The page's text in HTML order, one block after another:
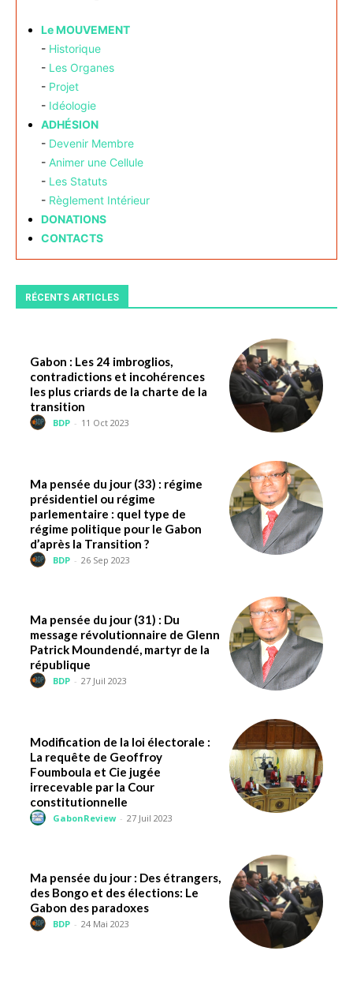
Le MOUVEMENT
- Historique
- Les Organes
- Projet
- Idéologie
ADHÉSION
- Devenir Membre
- Animer une Cellule
- Les Statuts
- Règlement Intérieur
DONATIONS
CONTACTS
RÉCENTS ARTICLES
Gabon : Les 24 imbroglios,
contradictions et incohérences
les plus criards de la charte de la
transition
BDP - 11 Oct 2023
Ma pensée du jour (33) : régime
présidentiel ou régime
parlementaire : quel type de
régime politique pour le Gabon
d’après la Transition ?
BDP - 26 Sep 2023
Ma pensée du jour (31) : Du
message révolutionnaire de Glenn
Patrick Moundendé, martyr de la
république
BDP - 27 Juil 2023
Modification de la loi électorale :
La requête de Geoffroy
Foumboula et Cie jugée
irrecevable par la Cour
constitutionnelle
GabonReview - 27 Juil 2023
Ma pensée du jour : Des étrangers,
des Bongo et des élections: Le
Gabon des paradoxes
BDP - 24 Mai 2023